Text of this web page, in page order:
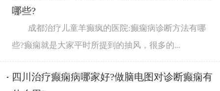
哪些?
成都治疗儿童羊癫疯的医院:癫痫病诊断方法有哪
些?癫痫就是大家平时所提到的抽风，很多的...
四川治疗癫痫病哪家好?做脑电图对诊断癫痫有